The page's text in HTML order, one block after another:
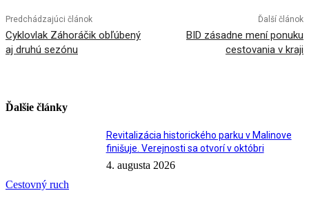
Predchádzajúci článok
Cyklovlak Záhoráčik obľúbený
aj druhú sezónu
Ďalší článok
BID zásadne mení ponuku
cestovania v kraji
Ďalšie články
Cestovný ruch
Revitalizácia historického parku v Malinove
finišuje. Verejnosti sa otvorí v októbri
4. augusta 2026